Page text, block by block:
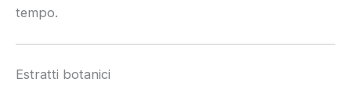
tempo.
Estratti botanici